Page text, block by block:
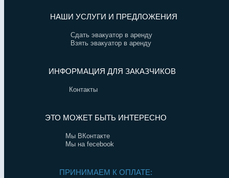
НАШИ УСЛУГИ И ПРЕДЛОЖЕНИЯ
Сдать эвакуатор в аренду
Взять эвакуатор в аренду
ИНФОРМАЦИЯ ДЛЯ ЗАКАЗЧИКОВ
Контакты
ЭТО МОЖЕТ БЫТЬ ИНТЕРЕСНО
Мы ВКонтакте
Мы на fecebook
ПРИНИМАЕМ К ОПЛАТЕ: